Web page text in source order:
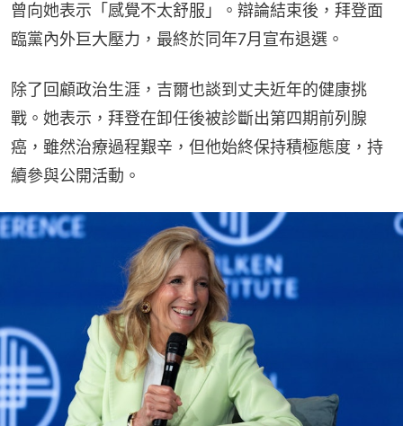
曾向她表示「感覺不太舒服」。辯論結束後，拜登面
臨黨內外巨大壓力，最終於同年7月宣布退選。
除了回顧政治生涯，吉爾也談到丈夫近年的健康挑
戰。她表示，拜登在卸任後被診斷出第四期前列腺
癌，雖然治療過程艱辛，但他始終保持積極態度，持
續參與公開活動。